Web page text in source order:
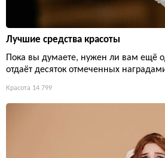
Лучшие средства красоты
Пока вы думаете, нужен ли вам ещё
отдаёт десяток отмеченных
Красота 14 799